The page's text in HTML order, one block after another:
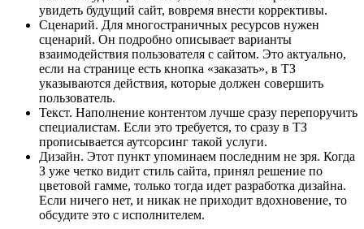
увидеть будущий сайт, вовремя внести коррективы.
Сценарий. Для многостраничных ресурсов нужен
сценарий. Он подробно описывает варианты
взаимодействия пользователя с сайтом. Это актуально,
если на странице есть кнопка «заказать», в ТЗ
указываются действия, которые должен совершить
пользователь.
Текст. Наполнение контентом лучше сразу перепоручить
специалистам. Если это требуется, то сразу в ТЗ
прописывается аутсорсинг такой услуги.
Дизайн. Этот пункт упоминаем последним не зря. Когда
З уже четко видит стиль сайта, принял решение по
цветовой гамме, только тогда идет разработка дизайна.
Если ничего нет, и никак не приходит вдохновение, то
обсудите это с исполнителем.